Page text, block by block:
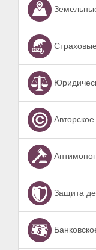
Защита